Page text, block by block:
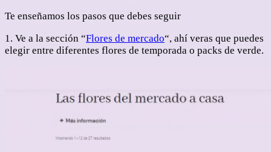
Te enseñamos los pasos que debes seguir
1. Ve a la sección “Flores de mercado“, ahí veras que puedes
elegir entre diferentes flores de temporada o packs de verde.